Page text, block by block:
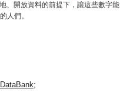
、開放資料的前提下，讓這些數字能
人們。
DataBank;